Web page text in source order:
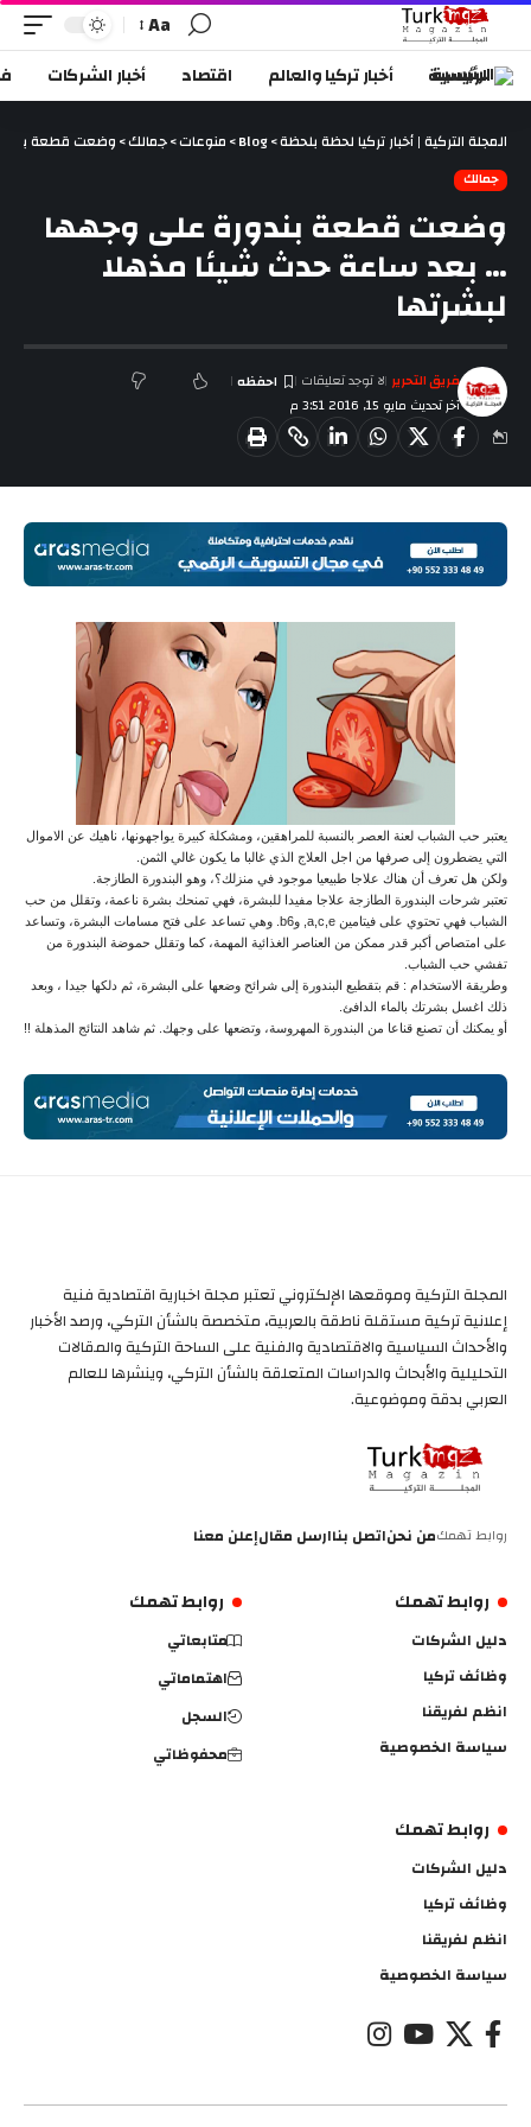
Aa
الرئيسية أخبار تركيا والعالم اقتصاد أخبار الشركات
المجلة التركية | أخبار تركيا لحظة بلحظة>
Blog
>منوعات>جمالك>وضعت قطعة
جمالك
وضعت قطعة بندورة على وجهها
… بعد ساعة حدث شيئا مذهلا
لبشرتها
آخر تحديث مايو 15, 2016 3:51 م
فريق التحرير لا توجد تعليقات
يعتبر حب الشباب لعنة العصر بالنسبة للمراهقين، ومشكلة كبيرة يواجهونها، ناهيك عن الاموال
التي يضطرون إلى صرفها من اجل العلاج الذي غالبا ما يكون غالي الثمن.
ولكن هل تعرف أن هناك علاجا طبيعيا موجود في منزلك؟، وهو البندورة الطازجة.
تعتبر شرحات البندورة الطازجة علاجا مفيدا للبشرة، فهي تمنحك بشرة ناعمة، وتقلل من حب
الشباب فهي تحتوي على فيتامين a,c,e, وb6. وهي تساعد على فتح مسامات البشرة، وتساعد
على امتصاص أكبر قدر ممكن من العناصر الغذائية المهمة، كما وتقلل حموضة البندورة من
تفشي حب الشباب.
وطريقة الاستخدام : قم بتقطيع البندورة إلى شرائح وضعها على البشرة، ثم دلكها جيدا ، وبعد
ذلك اغسل بشرتك بالماء الدافئ.
أو يمكنك أن تصنع قناعا من البندورة المهروسة، وتضعها على وجهك. ثم شاهد النتائج المذهلة !!
المجلة التركية وموقعها الإلكتروني تعتبر مجلة اخبارية اقتصادية فنية
إعلانية تركية مستقلة ناطقة بالعربية، متخصصة بالشأن التركي، ورصد الأخبار
والأحداث السياسية والاقتصادية والفنية على الساحة التركية والمقالات
التحليلية والأبحاث والدراسات المتعلقة بالشأن التركي، وينشرها للعالم
العربي بدقة وموضوعية.
روابط تهمكمن نحناتصل بناارسل مقالإعلن معنا
روابط تهمك
دليل الشركات
وظائف تركيا
انظم لفريقنا
سياسة الخصوصية
روابط تهمك
متابعاتي
اهتماماتي
السجل
محفوظاتي
روابط تهمك
دليل الشركات
وظائف تركيا
انظم لفريقنا
سياسة الخصوصية